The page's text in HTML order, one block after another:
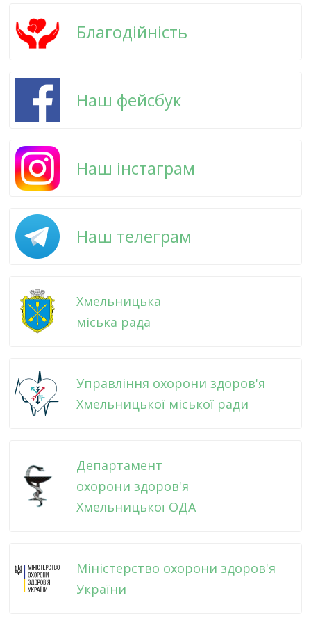
Благодійність
Наш фейсбук
Наш інстаграм
Наш телеграм
Хмельницька
міська рада
Управління охорони здоров'я
Хмельницької міської ради
Департамент
охорони здоров'я
Хмельницької ОДА
Міністерство охорони здоров'я
України